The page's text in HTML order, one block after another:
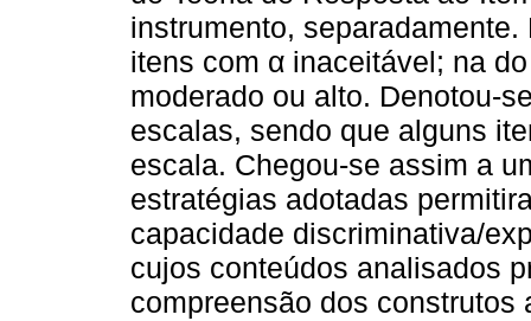
instrumento,
itens com α inaceitável; na
moderado ou alto. Denotou-
escalas, sendo que alguns
escala. Chegou-se assim a
estratégias adotadas
capacidade discriminativa/
cujos conteúdos analisados
compreensão dos construtos